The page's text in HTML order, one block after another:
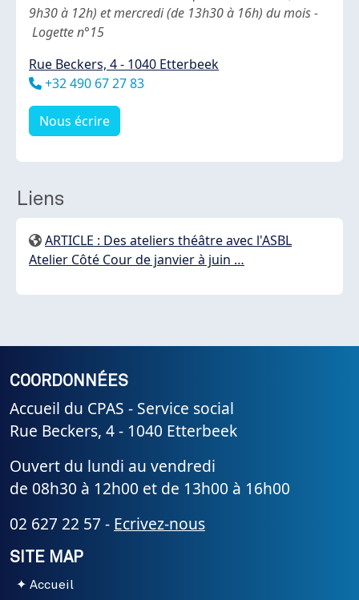
9h30 à 12h) et mercredi (de 13h30 à 16h) du mois -
Logette n°15
Rue Beckers, 4 - 1040 Etterbeek
Téléphone
+32 490 67 27 83
Nous écrire
Liens
ARTICLE : Des ateliers théâtre avec l'ASBL
Atelier Côté Cour de janvier à juin …
COORDONNÉES
Accueil du CPAS - Service social
Rue Beckers, 4 - 1040 Etterbeek
Ouvert du lundi au vendredi
de 08h30 à 12h00 et de 13h00 à 16h00
02 627 22 57 - Ecrivez-nous
SITE MAP
Accueil